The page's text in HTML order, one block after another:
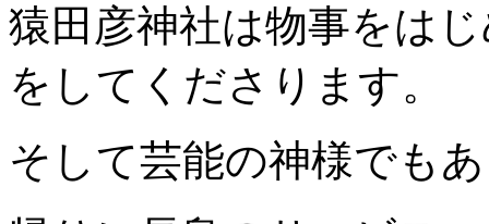
猿田彦神社は物事をは
をしてくださります。
そして芸能の神様でも